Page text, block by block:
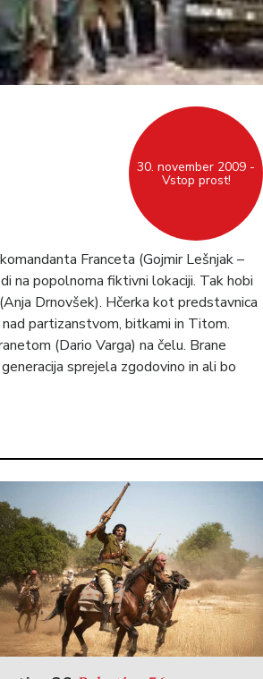
30. november 2009 -
Vstop prost!
Franceta (Gojmir Lešnjak –
na popolnoma fiktivni lokaciji. Tak hobi
Drnovšek). Hčerka kot predstavnica
partizanstvom, bitkami in Titom.
(Dario Varga) na čelu. Brane
sprejela zgodovino in ali bo